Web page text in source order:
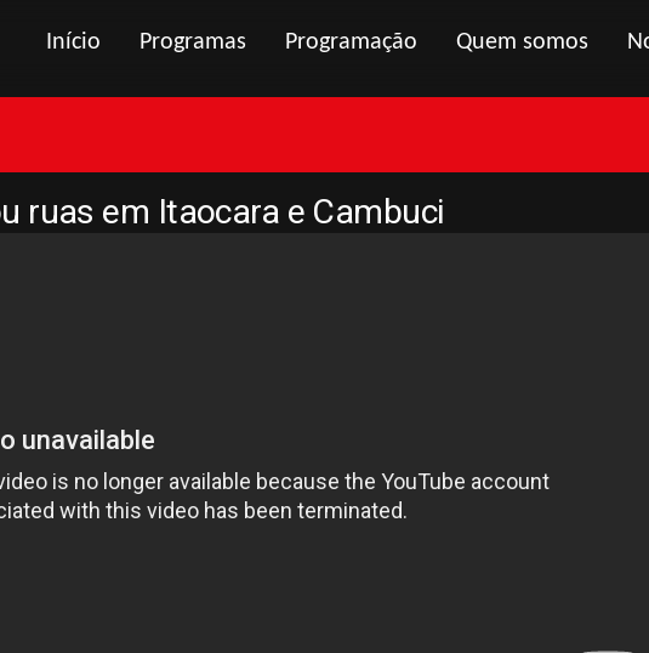
Início Programas Programação Quem somos
ruas em Itaocara e Cambuci